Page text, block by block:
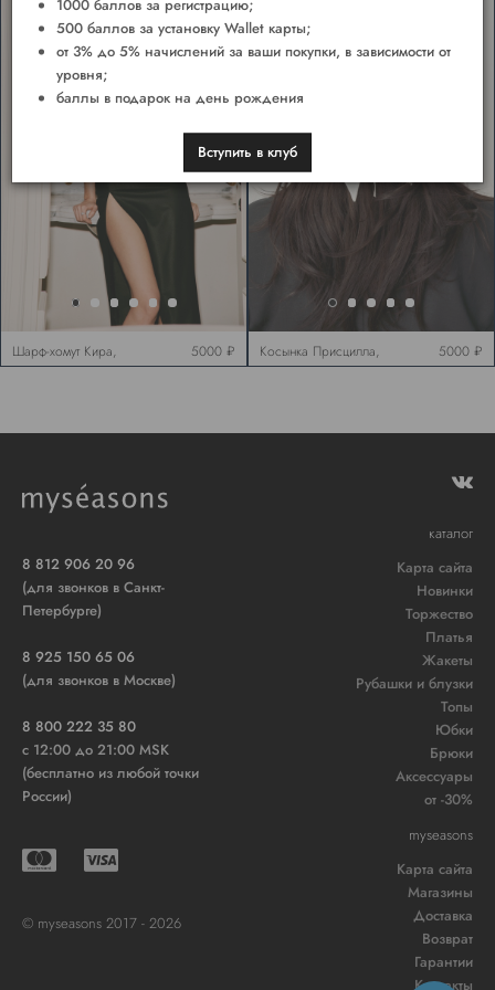
Шарф-хомут Кира,
молочный
5000 ₽
Косынка Присцилла,
молочная
5000 ₽
8 812 906 20 96
(для звонков в Санкт-
Петербурге)
8 925 150 65 06
(для звонков в Москве)
8 800 222 35 80
c 12:00 до 21:00 MSK
(бесплатно из любой точки
России)
© myseasons 2017 - 2026
каталог
Карта сайта
Новинки
Торжество
Платья
Жакеты
Рубашки и блузки
Топы
Юбки
Брюки
Аксессуары
от -30%
myseasons
Карта сайта
Магазины
Доставка
Возврат
Гарантии
Контакты
1000 баллов за регистрацию;
500 баллов за установку Wallet карты;
от 3% до 5% начислений за ваши покупки, в зависимости от
уровня;
баллы в подарок на день рождения
Вступить в клуб